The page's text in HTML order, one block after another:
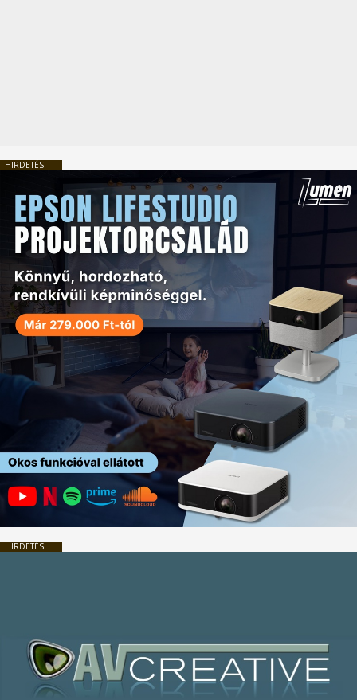
HIRDETÉS
HIRDETÉS